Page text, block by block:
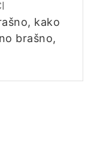
kako
brašno,